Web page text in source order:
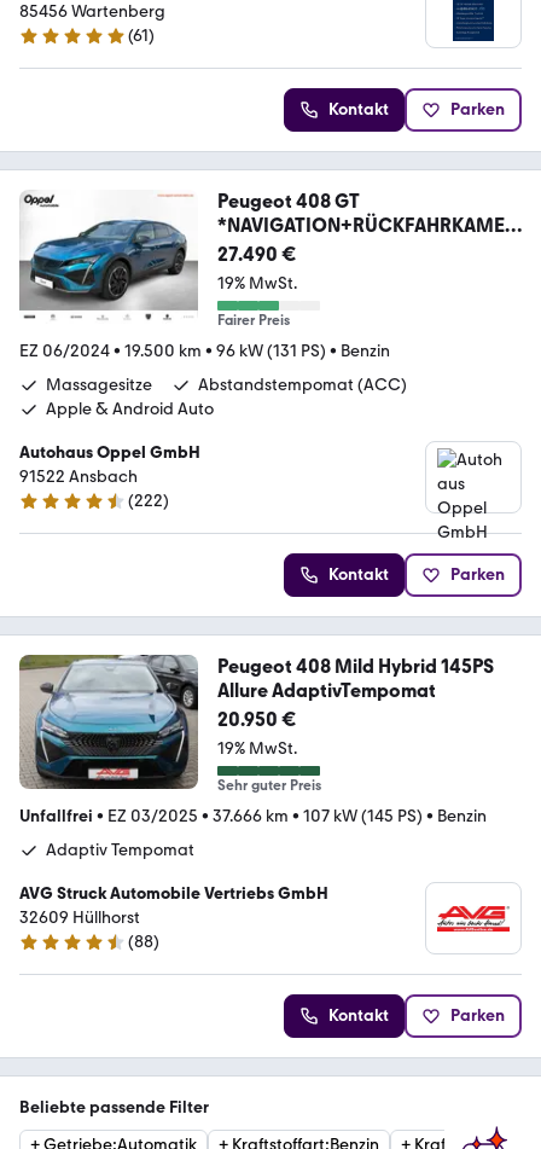
85456 Wartenberg
5 Sterne
(61)
Kontakt Parken
Peugeot 408 GT
*NAVIGATION+RÜCKFAHRKAMER
A+SITZHEIZUNG*
27.490 €
19% MwSt.
Fairer Preis
EZ 06/2024• 19.500 km • 96 kW (131 PS) • Benzin
Massagesitze
Abstandstempomat (ACC)
Apple & Android Auto
Autohaus Oppel GmbH
91522 Ansbach
4.5 Sterne
(222)
Kontakt Parken
Peugeot 408 Mild Hybrid 145PS
Allure AdaptivTempomat
20.950 €
19% MwSt.
Sehr guter Preis
Unfallfrei • EZ 03/2025 • 37.666 km • 107 kW (145 PS) • Benzin
Adaptiv Tempomat
AVG Struck Automobile Vertriebs GmbH
32609 Hüllhorst
4.3 Sterne
(88)
Kontakt Parken
Beliebte passende Filter